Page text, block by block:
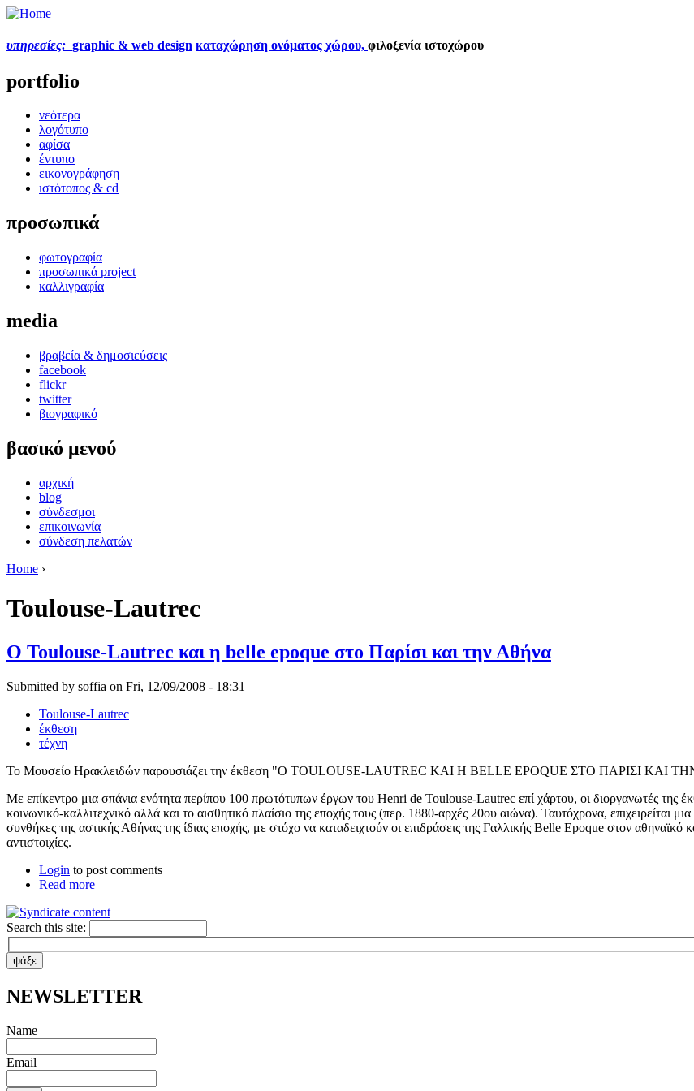
υπηρεσίες: graphic & web design καταχώρηση ονόματος χώρου, φιλοξενία ιστοχώρου
portfolio
νεότερα
λογότυπο
αφίσα
έντυπο
εικονογράφηση
ιστότοπος & cd
προσωπικά
φωτογραφία
προσωπικά project
καλλιγραφία
media
βραβεία & δημοσιεύσεις
facebook
flickr
twitter
βιογραφικό
βασικό μενού
αρχική
blog
σύνδεσμοι
επικοινωνία
σύνδεση πελατών
Home ›
Toulouse-Lautrec
Ο Toulouse-Lautrec και η belle epoque στο Παρίσι και την Αθήνα
Submitted by soffia on Fri, 12/09/2008 - 18:31
Toulouse-Lautrec
έκθεση
τέχνη
Το Μουσείο Ηρακλειδών παρουσιάζει την έκθεση "Ο TOULOUSE-LAUTREC ΚΑΙ Η BELLE EPOQUE ΣΤΟ ΠΑΡΙΣΙ ΚΑΙ
Με επίκεντρο μια σπάνια ενότητα περίπου 100 πρωτότυπων έργων του Henri de Toulouse-Lautrec επί χάρτου, οι διοργανωτές της
κοινωνικό-καλλιτεχνικό αλλά και το αισθητικό πλαίσιο της εποχής τους (περ. 1880-αρχές 20ου αιώνα). Ταυτόχρονα, επιχειρείται
συνθήκες της αστικής Αθήνας της ίδιας εποχής, με στόχο να καταδειχτούν οι επιδράσεις της Γαλλικής Belle Epoque στον αθηναϊκό
αντιστοιχίες.
Login to post comments
Read more
Search this site:
ΝΕWSLETTER
Name
Email